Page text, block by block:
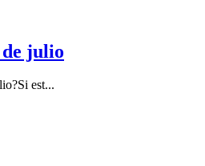
julio
est...